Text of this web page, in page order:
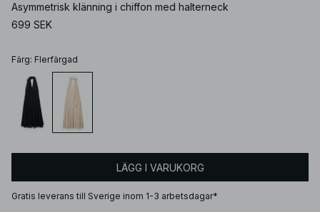
Asymmetrisk klänning i chiffon med halterneck
699 SEK
Färg: Flerfärgad
LÄGG I VARUKORG
Gratis leverans till Sverige inom 1-3 arbetsdagar*